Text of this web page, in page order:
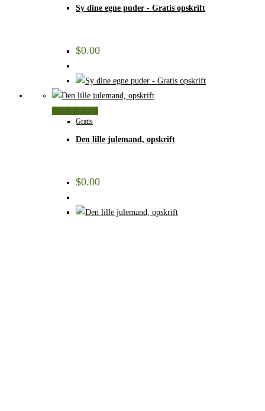
Sy dine egne puder - Gratis opskrift
$0.00
Tilføj til kurv
Gratis
Den lille julemand, opskrift
$0.00